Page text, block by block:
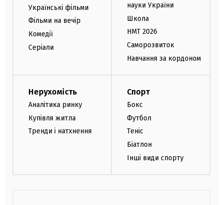
Українські фільми
Фільми на вечір
Комедії
Серіали
науки України
Школа
НМТ 2026
Саморозвиток
Навчання за кордоном
Нерухомість
Аналітика ринку
Купівля житла
Тренди і натхнення
Спорт
Бокс
Футбол
Теніс
Біатлон
Інші види спорту